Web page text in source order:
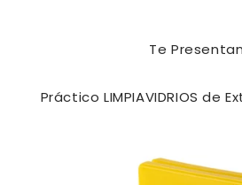
Te
Práctico LIMPIAVIDRIOS de